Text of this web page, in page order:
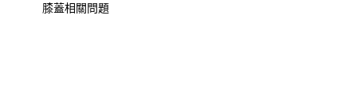
膝蓋相關問題